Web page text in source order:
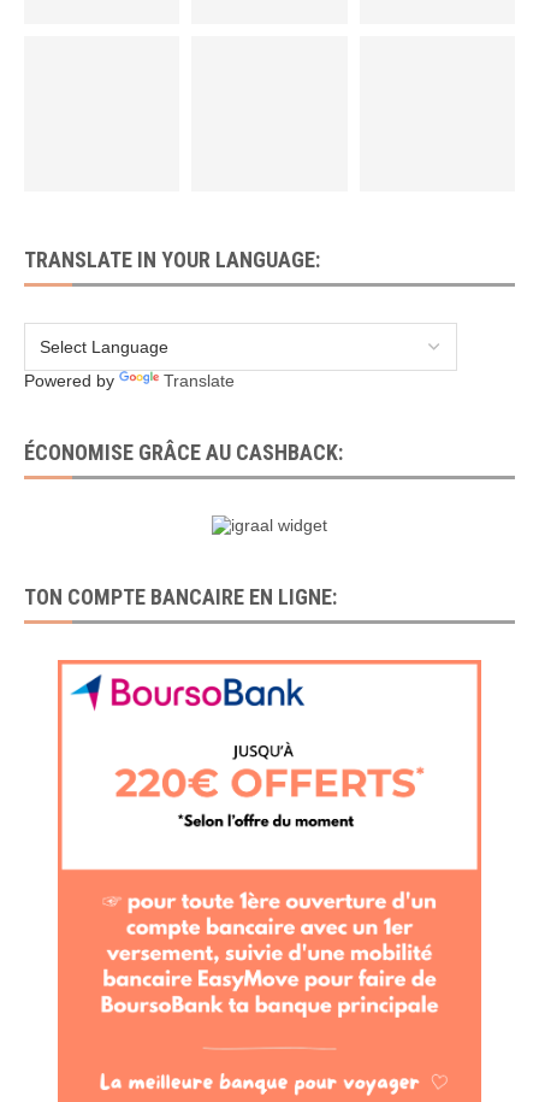
TRANSLATE IN YOUR LANGUAGE:
Powered by Translate
ÉCONOMISE GRÂCE AU CASHBACK:
TON COMPTE BANCAIRE EN LIGNE: